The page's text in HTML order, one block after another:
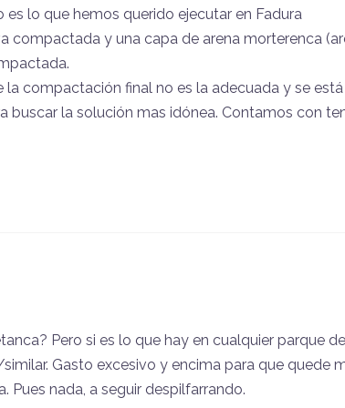
lo que hemos querido ejecutar en Fadura
compactada y una capa de arena morterenca
compactación final no es la adecuada y se está
buscar la solución mas idónea. Contamos con
Pero si es lo que hay en cualquier parque de
Gasto excesivo y encima para que quede
Pues nada, a seguir despilfarrando.